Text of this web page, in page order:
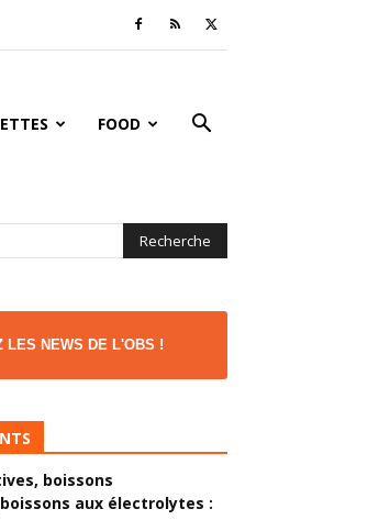
FOOD
LES NEWS DE L'OBS !
boissons
aux électrolytes :